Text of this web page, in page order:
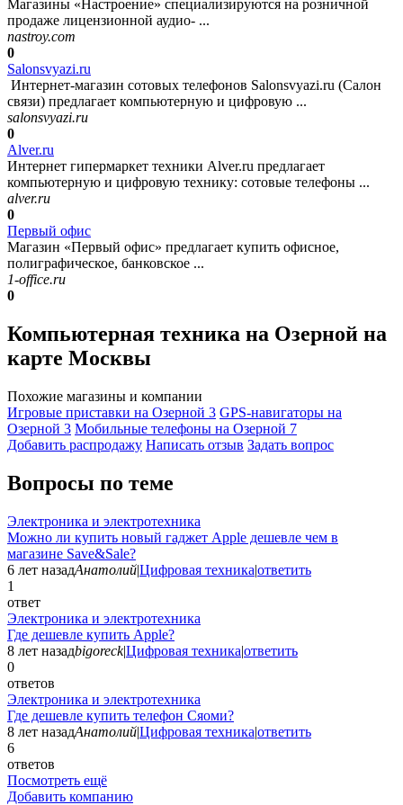
Магазины «Настроение» специализируются на розничной
продаже лицензионной аудио- ...
nastroy.com
0
Salonsvyazi.ru
Интернет-магазин сотовых телефонов Salonsvyazi.ru (Салон
связи) предлагает компьютерную и цифровую ...
salonsvyazi.ru
0
Alver.ru
Интернет гипермаркет техники Alver.ru предлагает
компьютерную и цифровую технику: сотовые телефоны ...
alver.ru
0
Первый офис
Магазин «Первый офис» предлагает купить офисное,
полиграфическое, банковское ...
1-office.ru
0
Компьютерная техника на Озерной на
карте Москвы
Похожие магазины и компании
Игровые приставки на Озерной 3 GPS-навигаторы на
Озерной 3 Мобильные телефоны на Озерной 7
Добавить раcпродажу Написать отзыв Задать вопрос
Вопросы по теме
Электроника и электротехника
Можно ли купить новый гаджет Apple дешевле чем в
магазине Save&Sale?
6 лет назадАнатолий|Цифровая техника|ответить
1
ответ
Электроника и электротехника
Где дешевле купить Apple?
8 лет назадbigoreck|Цифровая техника|ответить
0
ответов
Электроника и электротехника
Где дешевле купить телефон Сяоми?
8 лет назадАнатолий|Цифровая техника|ответить
6
ответов
Посмотреть ещё
Добавить компанию